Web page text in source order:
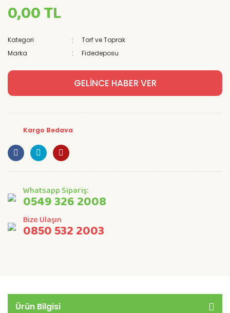
0,00 TL
Kategori
Torf ve Toprak
Marka
Fidedeposu
GELİNCE HABER VER
Kargo Bedava
Whatsapp Sipariş:
0549 326 2008
Bize Ulaşın
0850 532 2003
Ürün Bilgisi